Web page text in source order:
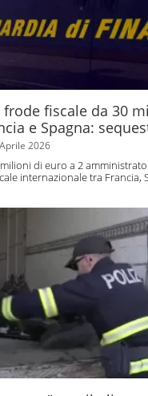
frode fiscale da 30
e Spagna:
2026
di euro a 2
internazionale tra Francia,